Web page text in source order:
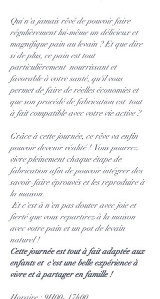
Qui n'a jamais rêvé de pouvoir faire
régulièrement lui-même un délicieux et
magnifique pain au levain ? Et que dire
si de plus, ce pain est tout
particulièrement nourrissant et
favorable à votre santé, qu'il vous
permet de faire de réelles économies et
que son procédé de fabrication est tout
à fait compatible avec votre vie active ?
Grâce à cette journée, ce rêve va enfin
pouvoir devenir réalité ! Vous pourrez
vivre pleinement chaque étape de
fabrication afin de pouvoir intégrer des
savoir-faire éprouvés et les reproduire à
la maison.
Et c'est à n'en pas douter avec joie et
fierté que vous repartirez à la maison
avec votre pain et un pot de levain
naturel !
Cette journée est tout à fait adaptée aux
enfants et c'est une belle expérience à
vivre et à partager en famille !